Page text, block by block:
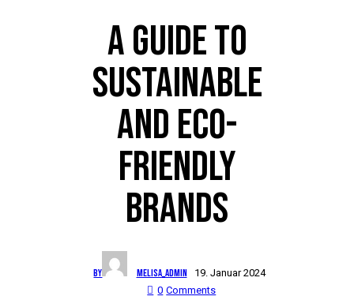
A GUIDE TO
SUSTAINABLE
AND ECO-
FRIENDLY
BRANDS
By Melisa_Admin
19. Januar 2024
0 Comments